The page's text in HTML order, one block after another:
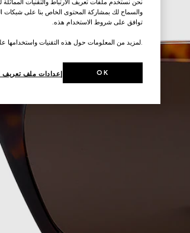
نحن نستخدم ملفات تعريف الارتباط والتقنيات
والسماح لك بمشاركة المحتوى الخاص بنا على شبكات
توافق على شروط الاستخدام هذه.
.لمزيد من المعلومات حول هذه التقنيات واستخدامها
إعدادات ملف تعريف OK